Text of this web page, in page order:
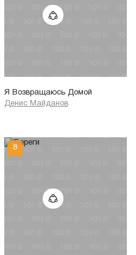
Я Возвращаюсь Домой
Денис Майданов